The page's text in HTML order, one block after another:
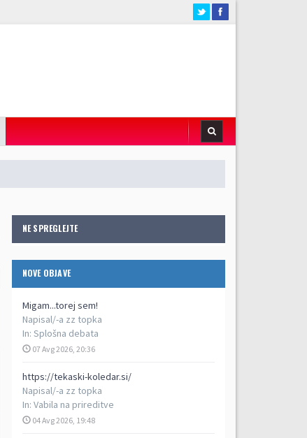
NE SPREGLEJTE
NOVE OBJAVE
Migam...torej sem!
Napisal/-a zz topka
In: Splošna debata
07 Avg 2026, 20:36
https://tekaski-koledar.si/
Napisal/-a zz topka
In: Vabila na prireditve
04 Avg 2026, 19:48